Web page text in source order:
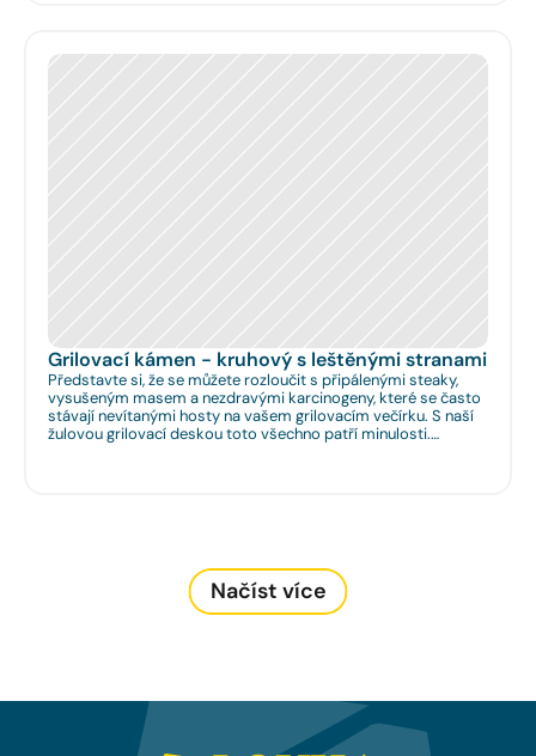
Grilovací kámen - kruhový s leštěnými stranami
Představte si, že se můžete rozloučit s připálenými steaky,
vysušeným masem a nezdravými karcinogeny, které se často
stávají nevítanými hosty na vašem grilovacím večírku. S naší
žulovou grilovací deskou toto všechno patří minulosti.
Načíst více